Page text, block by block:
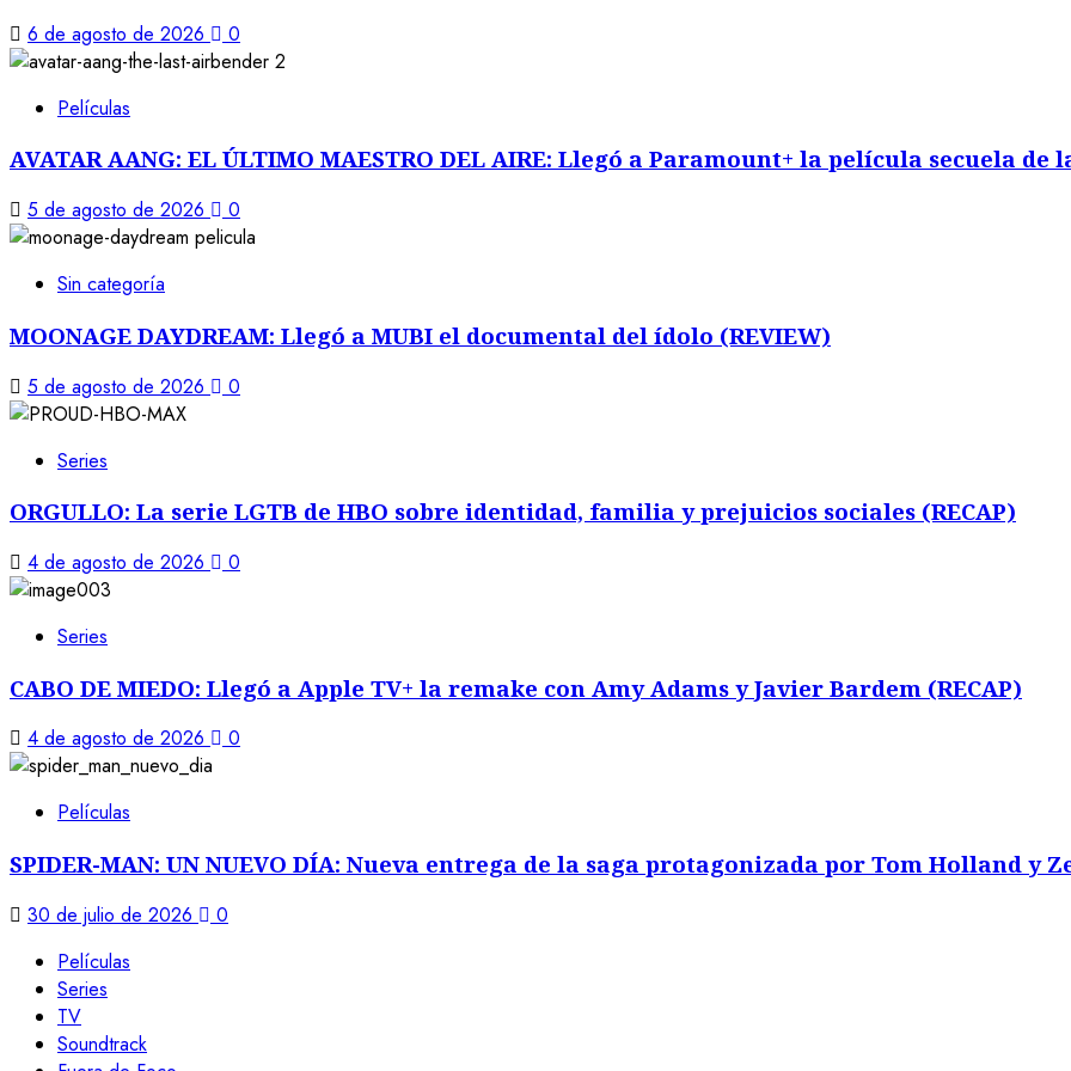
6 de agosto de 2026 0
Películas
AVATAR AANG: EL ÚLTIMO MAESTRO DEL AIRE: Llegó a Paramount+ la película secuela de
5 de agosto de 2026 0
Sin categoría
MOONAGE DAYDREAM: Llegó a MUBI el documental del ídolo (REVIEW)
5 de agosto de 2026 0
Series
ORGULLO: La serie LGTB de HBO sobre identidad, familia y prejuicios sociales (RECAP)
4 de agosto de 2026 0
Series
CABO DE MIEDO: Llegó a Apple TV+ la remake con Amy Adams y Javier Bardem (RECAP)
4 de agosto de 2026 0
Películas
SPIDER-MAN: UN NUEVO DÍA: Nueva entrega de la saga protagonizada por Tom Holland y
30 de julio de 2026
0
Películas
Series
TV
Soundtrack